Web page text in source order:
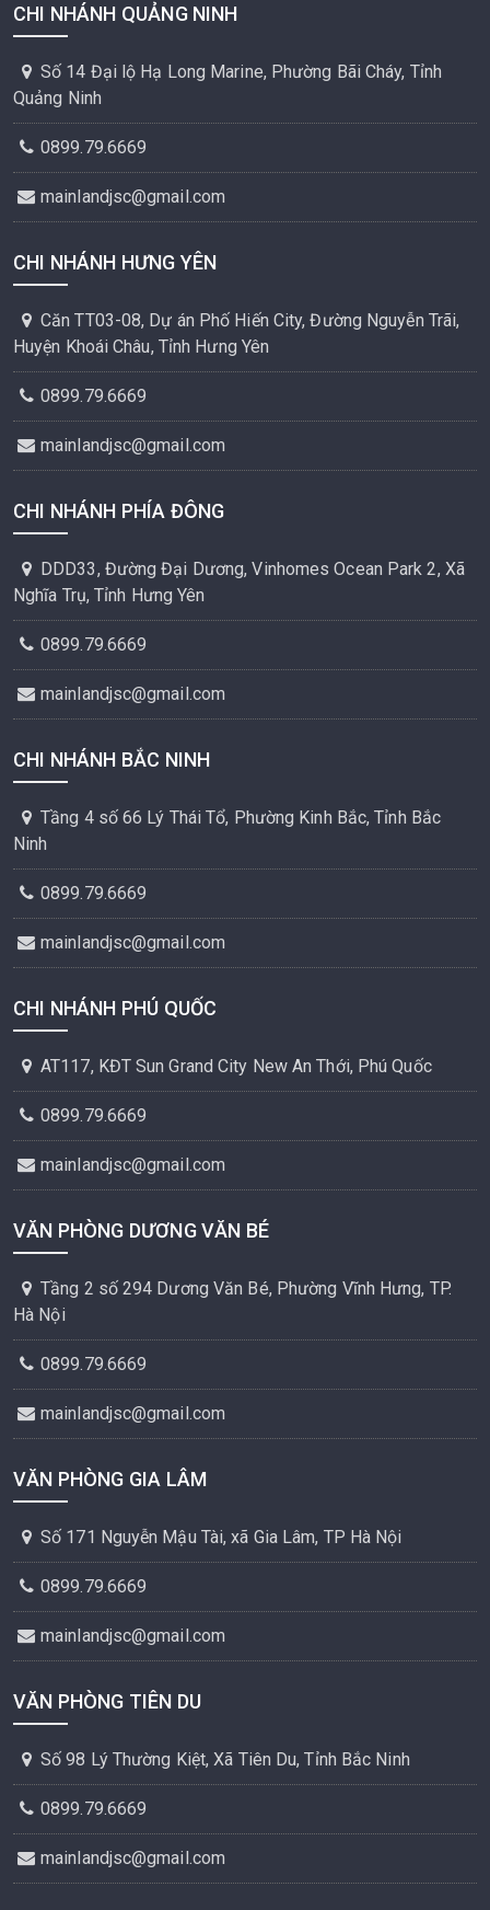
CHI NHÁNH QUẢNG NINH
Số 14 Đại lộ Hạ Long Marine, Phường Bãi Cháy, Tỉnh
Quảng Ninh
0899.79.6669
mainlandjsc@gmail.com
CHI NHÁNH HƯNG YÊN
Căn TT03-08, Dự án Phố Hiến City, Đường Nguyễn Trãi,
Huyện Khoái Châu, Tỉnh Hưng Yên
0899.79.6669
mainlandjsc@gmail.com
CHI NHÁNH PHÍA ĐÔNG
DDD33, Đường Đại Dương, Vinhomes Ocean Park 2, Xã
Nghĩa Trụ, Tỉnh Hưng Yên
0899.79.6669
mainlandjsc@gmail.com
CHI NHÁNH BẮC NINH
Tầng 4 số 66 Lý Thái Tổ, Phường Kinh Bắc, Tỉnh Bắc
Ninh
0899.79.6669
mainlandjsc@gmail.com
CHI NHÁNH PHÚ QUỐC
AT117, KĐT Sun Grand City New An Thới, Phú Quốc
0899.79.6669
mainlandjsc@gmail.com
VĂN PHÒNG DƯƠNG VĂN BÉ
Tầng 2 số 294 Dương Văn Bé, Phường Vĩnh Hưng, TP.
Hà Nội
0899.79.6669
mainlandjsc@gmail.com
VĂN PHÒNG GIA LÂM
Số 171 Nguyễn Mậu Tài, xã Gia Lâm, TP Hà Nội
0899.79.6669
mainlandjsc@gmail.com
VĂN PHÒNG TIÊN DU
Số 98 Lý Thường Kiệt, Xã Tiên Du, Tỉnh Bắc Ninh
0899.79.6669
mainlandjsc@gmail.com